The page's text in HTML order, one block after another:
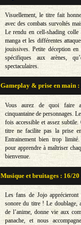
Visuellement, le titre fait
avec des combats survoltés
Le rendu en cell-shading
manga et les différentes
jouissives. Petite déception
spécifiques aux arènes,
spectaculaires.
Gameplay & prise en main :
Vous aurez de quoi faire
cinquantaine de personnages.
fois accessible et assez
titre ne facilite pas la prise
Entrainement bien trop
pour apprendre à maîtriser
bienvenue.
Musique et bruitages : 16/20
Les fans de Jojo apprécieront
sonore du titre ! Le doublage,
de l’anime, donne vie aux
panache, et nous